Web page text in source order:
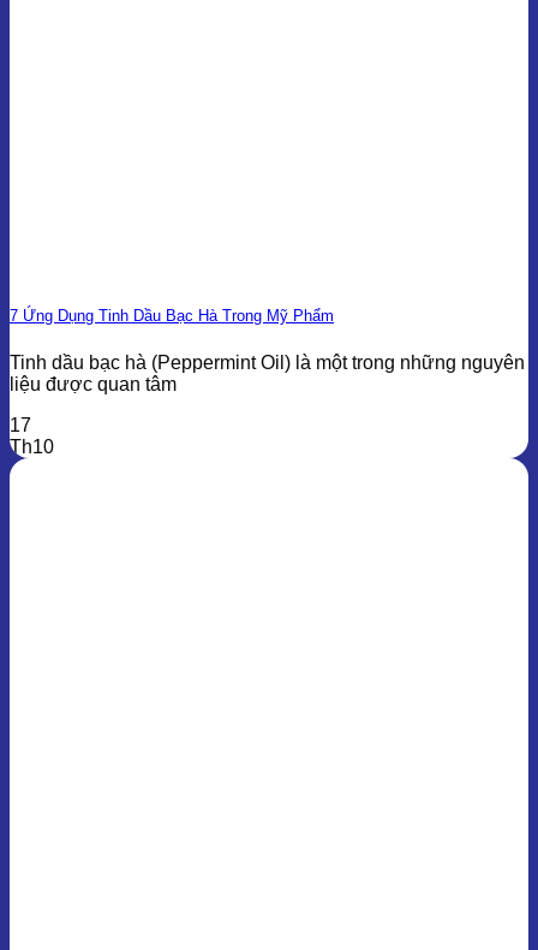
7 Ứng Dụng Tinh Dầu Bạc Hà Trong Mỹ Phẩm
Tinh dầu bạc hà (Peppermint Oil) là một trong những nguyên
liệu được quan tâm
17
Th10